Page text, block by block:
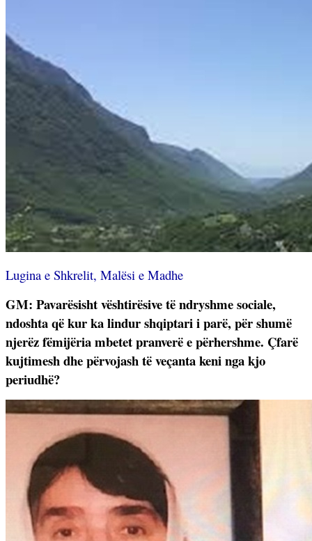
Lugina e Shkrelit, Malësi e Madhe
GM: Pavarësisht vështirësive të ndryshme sociale,
ndoshta që kur ka lindur shqiptari i parë, për shumë
njerëz fëmijëria mbetet pranverë e përhershme. Çfarë
kujtimesh dhe përvojash të veçanta keni nga kjo
periudhë?